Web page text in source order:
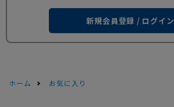
新規会員登録 / ログイン
ホーム お気に入り